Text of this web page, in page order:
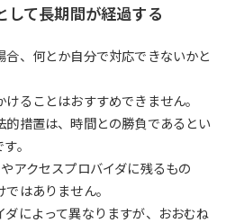
して長期間が経過する
、何とか自分で対応できないかと
ることはおすすめできません。
措置は、時間との勝負であるとい
。
アクセスプロバイダに残るもの
はありません。
ダによって異なりますが、おおむね